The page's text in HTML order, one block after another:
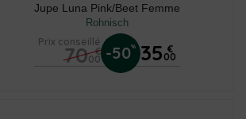
Jupe Luna Pink/Beet Femme
Rohnisch
Prix conseillé
70 €
00 -50% 35 €
00